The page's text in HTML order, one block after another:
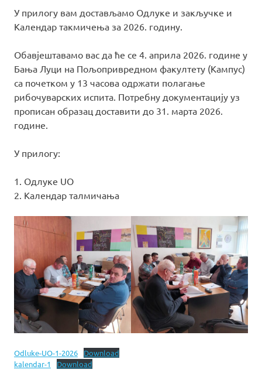
У прилогу вам достављамо Одлуке и закључке и
Календар такмичења за 2026. годину.
Обавјештавамо вас да ће се 4. априла 2026. године у
Бања Луци на Пољопривредном факултету (Кампус)
са почетком у 13 часова одржати полагање
рибочуварских испита. Потребну документацију уз
прописан образац доставити до 31. марта 2026.
године.
У прилогу:
1. Oдлуке UO
2. Календар талмичања
Odluke-UO-1-2026
Download
kalendar-1
Download